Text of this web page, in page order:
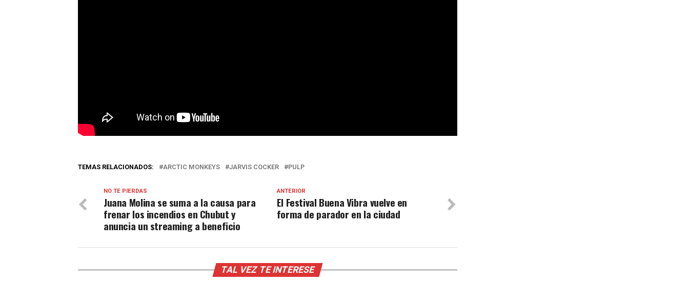
TEMAS RELACIONADOS: ARCTIC MONKEYS JARVIS COCKER PULP
ANTERIOR
El Festival Buena Vibra vuelve en
forma de parador en la ciudad
NO TE PIERDAS
Juana Molina se suma a la causa para
frenar los incendios en Chubut y
anuncia un streaming a beneficio
TAL VEZ TE INTERESE